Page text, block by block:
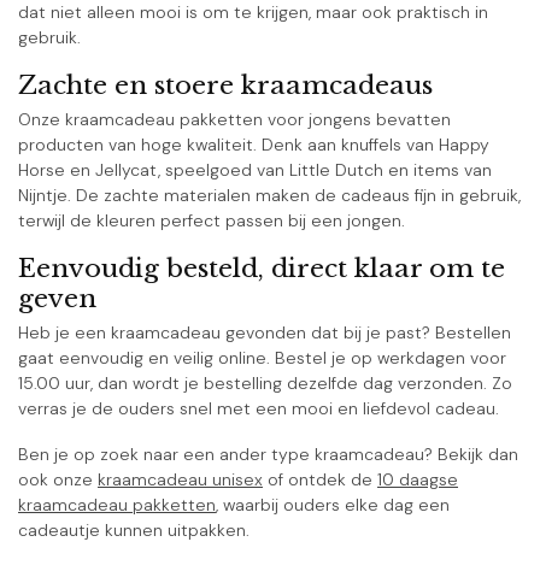
dat niet alleen mooi is om te krijgen, maar ook praktisch in
gebruik.
Zachte en stoere kraamcadeaus
Onze kraamcadeau pakketten voor jongens bevatten
producten van hoge kwaliteit. Denk aan knuffels van Happy
Horse en Jellycat, speelgoed van Little Dutch en items van
Nijntje. De zachte materialen maken de cadeaus fijn in gebruik,
terwijl de kleuren perfect passen bij een jongen.
Eenvoudig besteld, direct klaar om te
geven
Heb je een kraamcadeau gevonden dat bij je past? Bestellen
gaat eenvoudig en veilig online. Bestel je op werkdagen voor
15.00 uur, dan wordt je bestelling dezelfde dag verzonden. Zo
verras je de ouders snel met een mooi en liefdevol cadeau.
Ben je op zoek naar een ander type kraamcadeau? Bekijk dan
ook onze kraamcadeau unisex of ontdek de 10 daagse
kraamcadeau pakketten, waarbij ouders elke dag een
cadeautje kunnen uitpakken.